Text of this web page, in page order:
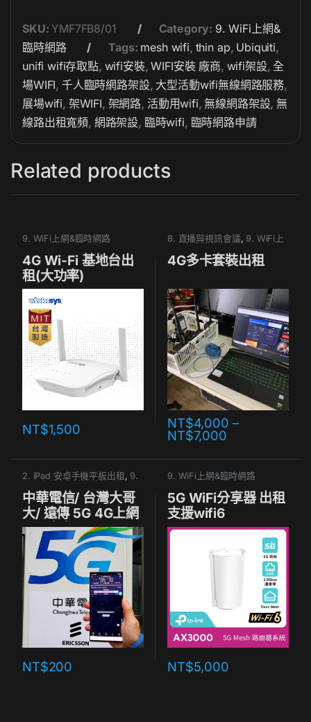
SKU: YMF7FB8/01 Category: 9. WiFi上網&
臨時網路
Tags: mesh wifi, thin ap, Ubiquiti,
unifi wifi存取點, wifi安裝,WIFI安裝 廠商, wifi架設,全
場WIFI, 千人臨時網路架設, 大型活動wifi無線網路服務,
展場wifi, 架WIFI, 架網路, 活動用wifi,無線網路架設,無
線路出租寬頻, 網路架設, 臨時wifi, 臨時網路申請
Related products
9. WiFi上網&臨時網路
4G Wi-Fi 基地台出
租(大功率)
NT$1,500
8. 直播與視訊會議, 9. WiFi上
網&臨時網路
4G多卡套裝出租
NT$4,000 –
NT$7,000
2. iPad 安卓手機平板出租 , 9.
中華電信/ 台灣大哥
大/ 遠傳 5G 4G上網
SIM卡出租
NT$200
9. WiFi上網&臨時網路
5G WiFi分享器 出租
支援wifi6
NT$5,000